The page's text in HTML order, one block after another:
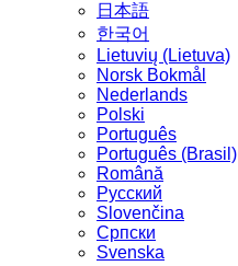
日本語
한국어
Lietuvių (Lietuva)
‪Norsk Bokmål‬
Nederlands
Polski
Português
Português (Brasil)
Română
Русский
Slovenčina
Српски
Svenska